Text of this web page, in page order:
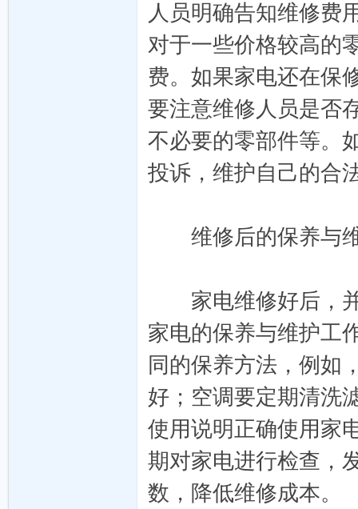
人员明确告知维修费
对于一些价格较高的
费。如果家电还在保
要注意维修人员是否
不必要的零部件等。
投诉，维护自己的合
维修后的保养与
家电维修好后，并
家电的保养与维护工
同的保养方法，例如
好；空调要定期清洗
使用说明正确使用家
期对家电进行检查，
数，降低维修成本。